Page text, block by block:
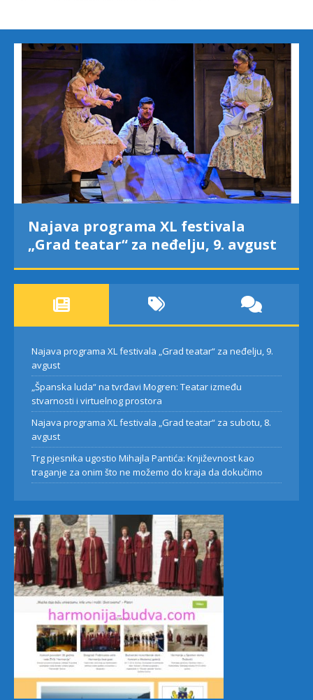
Najava programa XL festivala
„Grad teatar“ za neđelju, 9. avgust
Najava programa XL festivala „Grad teatar“ za neđelju, 9.
avgust
„Španska luda“ na tvrđavi Mogren: Teatar između
stvarnosti i virtuelnog prostora
Najava programa XL festivala „Grad teatar“ za subotu, 8.
avgust
Trg pjesnika ugostio Mihajla Pantića: Književnost kao
traganje za onim što ne možemo do kraja da dokučimo